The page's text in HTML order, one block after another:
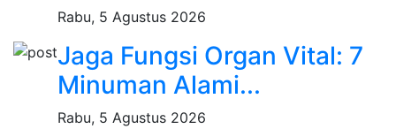
Rabu, 5 Agustus 2026
Jaga Fungsi Organ Vital: 7
Minuman Alami...
Rabu, 5 Agustus 2026